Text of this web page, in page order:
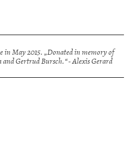
in May 2015. „Donated in memory of
Gertrud Bursch.“ - Alexis Gerard